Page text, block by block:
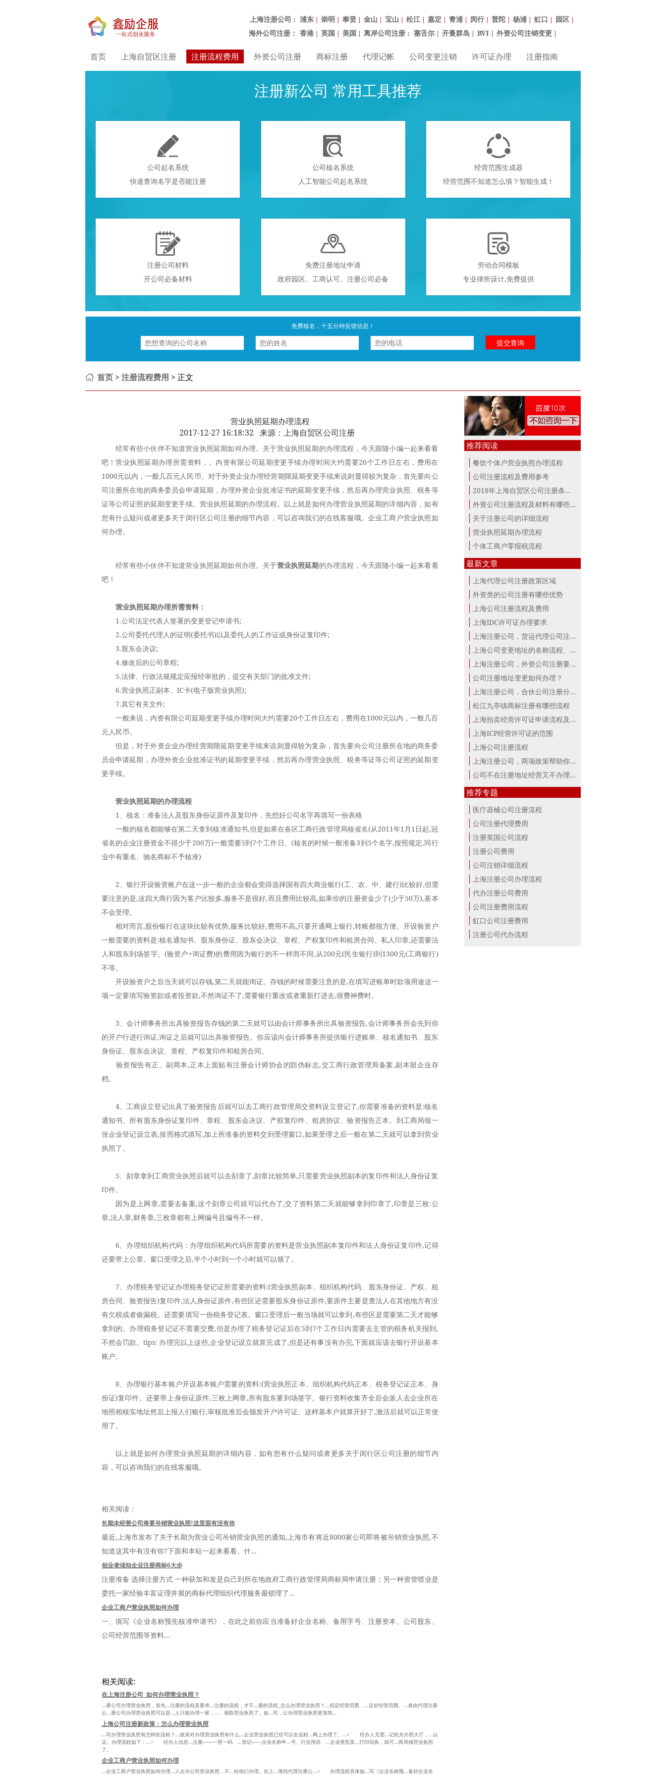
上海注册公司 ： 浦东 | 崇明 | 奉贤 | 金山 | 宝山 | 松江 | 嘉定 | 青浦 | 闵行 | 普陀 | 杨浦 | 虹口 | 园区 |
海外公司注册： 香港 | 英国 | 美国 | 离岸公司注册 ： 塞舌尔 | 开曼群岛 | BVI | 外资公司注销变更 |
首页 上海自贸区注册 注册流程费用 外资公司注册 商标注册 代理记帐 公司变更注销 许可证办理 注册指南
注册新公司 常用工具推荐

公司起名系统
快速查询名字是否能注册

公司核名系统
人工智能公司起名系统

经营范围生成器
经营范围不知道怎么填？智能生成！

注册公司材料
开公司必备材料

免费注册地址申请
政府园区、工商认可、注册公司必备

劳动合同模板
专业律所设计,免费提供
免费核名，十五分钟反馈信息！
首页 > 注册流程费用 > 正文
营业执照延期办理流程
2017-12-27 16:18:32 来源：上海自贸区公司注册
经常有些小伙伴不知道营业执照延期如何办理。关于营业执照延期的办理流程，今天跟随小编一起来看看
吧！营业执照延期办理所需资料，。内资有限公司延期变更手续办理时间大约需要20个工作日左右，费用在
1000元以内，一般几百元人民币。对于外资企业办理经营期限延期变更手续来说则显得较为复杂，首先要向公
司注册所在地的商务委员会申请延期，办理外资企业批准证书的延期变更手续，然后再办理营业执照、税务等
证等公司证照的延期变更手续。营业执照延期的办理流程。以上就是如何办理营业执照延期的详细内容，如有
您有什么疑问或者更多关于闵行区公司注册的细节内容，可以咨询我们的在线客服哦。企业工商户营业执照如
何办理。
经常有些小伙伴不知道营业执照延期如何办理。关于营业执照延期的办理流程，今天跟随小编一起来看看
吧！
营业执照延期办理所需资料：
1.公司法定代表人签署的变更登记申请书;
2.公司委托代理人的证明(委托书)以及委托人的工作证或身份证复印件;
3.股东会决议;
4.修改后的公司章程;
5.法律、行政法规规定应报经审批的，提交有关部门的批准文件;
6.营业执照正副本、IC卡(电子版营业执照);
7.其它有关文件;
一般来说，内资有限公司延期变更手续办理时间大约需要20个工作日左右，费用在1000元以内，一般几百
元人民币。
但是，对于外资企业办理经营期限延期变更手续来说则显得较为复杂，首先要向公司注册所在地的商务委
员会申请延期，办理外资企业批准证书的延期变更手续，然后再办理营业执照、税务等证等公司证照的延期变
更手续。
营业执照延期的办理流程
1、核名：准备法人及股东身份证原件及复印件，先想好公司名字再填写一份表格
一般的核名都能够在第二天拿到核准通知书,但是如果在各区工商行政管理局核省名(从2011年1月1日起,冠
省名的企业注册资金不得少于200万)一般需要5到7个工作日。(核名的时候一般准备3到5个名字,按照规定,同行
业中有重名、驰名商标不予核准)
2、银行开设验资账户在这一步一般的企业都会觉得选择国有四大商业银行(工、农、中、建行)比较好,但需
要注意的是,这四大商行因为客户比较多,服务不是很好,而且费用比较高,如果你的注册资金少了(少于50万),基本
不会受理。
相对而言,股份银行在这块比较有优势,服务比较好,费用不高,只要开通网上银行,转账都很方便。开设验资户
一般需要的资料是:核名通知书、股东身份证、股东会决议、章程、产权复印件和租房合同、私人印章,还需要法
人和股东到场签字。(验资户+询证费)的费用因为银行的不一样而不同,从200元(民生银行)到1300元(工商银行)
不等。
开设验资户之后当天就可以存钱,第二天就能询证。存钱的时候需要注意的是,在填写进账单时款项用途这一
项一定要填写验资款或者投资款,不然询证不了,需要银行重改或者重新打进去,很费神费时。
3、会计师事务所出具验资报告存钱的第二天就可以由会计师事务所出具验资报告,会计师事务所会先到你
的开户行进行询证,询证之后就可以出具验资报告。你应该向会计师事务所提供银行进账单、核名通知书、股东
身份证、股东会决议、章程、产权复印件和租房合同。
验资报告有正、副两本,正本上面贴有注册会计师协会的防伪标志,交工商行政管理局备案,副本留企业存
档。
4、工商设立登记出具了验资报告后就可以去工商行政管理局交资料设立登记了,你需要准备的资料是:核名
通知书、所有股东身份证复印件、章程、股东会决议、产权复印件、租房协议、验资报告正本。到工商局领一
张企业登记设立表,按照格式填写,加上所准备的资料交到受理窗口,如果受理之后一般在第二天就可以拿到营业
执照了。
5、刻章拿到工商营业执照后就可以去刻章了,刻章比较简单,只需要营业执照副本的复印件和法人身份证复
印件。
因为是上网章,需要去备案,这个刻章公司就可以代办了,交了资料第二天就能够拿到印章了,印章是三枚:公
章,法人章,财务章,三枚章都有上网编号且编号不一样。
6、办理组织机构代码：办理组织机构代码所需要的资料是营业执照副本复印件和法人身份证复印件,记得
还要带上公章。窗口受理之后,半个小时到一个小时就可以领了。
7、办理税务登记证办理税务登记证所需要的资料:(营业执照副本、组织机构代码、股东身份证、产权、租
房合同、验资报告)复印件,法人身份证原件,有些区还需要股东身份证原件,要原件主要是查法人在其他地方有没
有欠税或者偷漏税。还需要填写一份税务登记表。窗口受理后一般当场就可以拿到,有些区是需要第二天才能够
拿到的。办理税务登记证不需要交费,但是办理了税务登记证后在5到7个工作日内需要去主管的税务机关报到,
不然会罚款。tips: 办理完以上这些,企业登记设立就算完成了,但是还有事没有办完,下面就应该去银行开设基本
账户。
8、办理银行基本账户开设基本账户需要的资料:(营业执照正本、组织机构代码正本、税务登记证正本、身
份证)复印件。还要带上身份证原件,三枚上网章,所有股东要到场签字。银行资料收集齐全后会派人去企业所在
地照相核实地址然后上报人们银行,审核批准后会颁发开户许可证、这样基本户就算开好了,激活后就可以正常使
用了。
以上就是如何办理营业执照延期的详细内容，如有您有什么疑问或者更多关于闵行区公司注册的细节内
容，可以咨询我们的在线客服哦。
相关阅读：
长期未经营公司将要吊销营业执照!这里面有没有你
最近,上海市发布了关于长期为营业公司吊销营业执照的通知,上海市有将近8000家公司即将被吊销营业执照,不
知道这其中有没有你?下面和本站一起来看看。什...
创业者须知企业注册商标6大步
注册准备 选择注册方式 一种获加和发是自己到所在地政府工商行政管理局商标局申请注册；另一种资管喷业是
委托一家经验丰富证理井展的商标代理组织代理服务最锁理了...
企业工商户营业执照如何办理
一、填写《企业名称预先核准申请书》，在此之前你应当准备好企业名称、备用字号、注册资本、公司股东、
公司经营范围等资料...
相关阅读:
在上海注册公司_如何办理营业执照？
...册公司办理营业执照，首先...注册的流程及要求...注册的流程，才不...册的流程_怎么办理营业执照？...拟定经营范围，...定好经营范围。...者由代理注册
公...册公司办理营业执照可以是...人只能办理一家，...，领取营业执照了。如...司，让办理营业执照更加简...
上海公司注册新政策：怎么办理营业执照
...司办理营业执照有怎样的流程？...政策对办理营业执照有什么...企业营业执照已经可以全流程...网上办理了。...> 经办人无需...记机关办照大厅，...认
证。办理流程如下：...> 经办人信息...注册——一照一码、...登记——企业名称申...号、行业用语、...企业类型及...打印回执，就可...商局领营业执照
了。
企业工商户营业执照如何办理
...企业工商户营业执照如何办理...人去办公司营业执照，不...给他们办理。在上...海找代理注册公...> 办理流程具体如...写《企业名称预...备好企业名
推荐阅读
餐饮个体户营业执照办理流程
公司注册流程及费用参考
2018年上海自贸区公司注册条件及所需资料
外资公司注册流程及材料有哪些？
关于注册公司的详细流程
营业执照延期办理流程
个体工商户零报税流程
最新文章
上海代理公司注册政策区域
外资类的公司注册有哪些优势
上海公司注册流程及费用
上海IDC许可证办理要求
上海注册公司，货运代理公司注册条件！
上海公司变更地址的名称流程、材料、...
上海注册公司，外资公司注册要点！
公司注册地址变更如何办理？
上海注册公司，合伙公司注册分析！
松江九亭镇商标注册有哪些流程
上海拍卖经营许可证申请流程及材料
上海ICP经营许可证的范围
上海公司注册流程
上海注册公司，两项政策帮助你最大。
公司不在注册地址经营又不办理变更，...
推荐专题
医疗器械公司注册流程
公司注册代理费用
注册英国公司流程
注册公司费用
公司注销详细流程
上海注册公司办理流程
代办注册公司费用
公司注册费用流程
虹口公司注册费用
注册公司代办流程